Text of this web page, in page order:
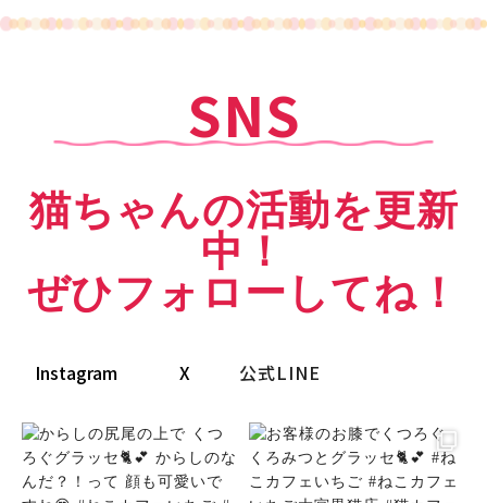
SNS
猫ちゃんの活動を更新
中！
ぜひフォローしてね！
Instagram X 公式LINE